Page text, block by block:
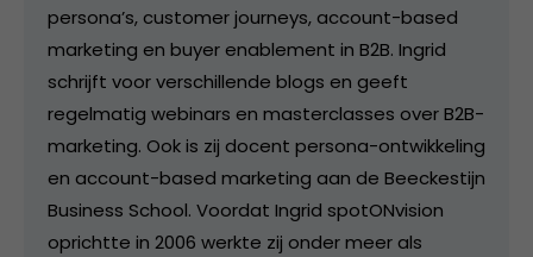
persona’s, customer journeys, account-based
marketing en buyer enablement in B2B. Ingrid
schrijft voor verschillende blogs en geeft
regelmatig webinars en masterclasses over B2B-
marketing. Ook is zij docent persona-ontwikkeling
en account-based marketing aan de Beeckestijn
Business School. Voordat Ingrid spotONvision
oprichtte in 2006 werkte zij onder meer als